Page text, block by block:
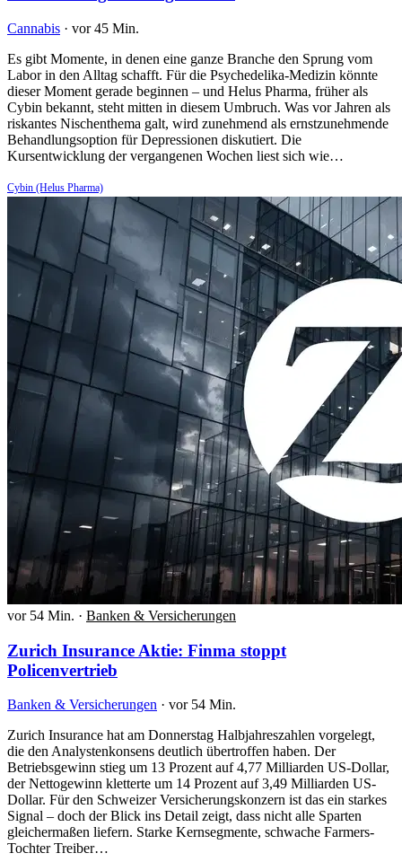
Cannabis · vor 45 Min.
Es gibt Momente, in denen eine ganze Branche den Sprung vom
Labor in den Alltag schafft. Für die Psychedelika-Medizin könnte
dieser Moment gerade beginnen – und Helus Pharma, früher als
Cybin bekannt, steht mitten in diesem Umbruch. Was vor Jahren als
riskantes Nischenthema galt, wird zunehmend als ernstzunehmende
Behandlungsoption für Depressionen diskutiert. Die
Kursentwicklung der vergangenen Wochen liest sich wie…
Cybin (Helus Pharma)
vor 54 Min. · Banken & Versicherungen
Zurich Insurance Aktie: Finma stoppt
Policenvertrieb
Banken & Versicherungen · vor 54 Min.
Zurich Insurance hat am Donnerstag Halbjahreszahlen vorgelegt,
die den Analystenkonsens deutlich übertroffen haben. Der
Betriebsgewinn stieg um 13 Prozent auf 4,77 Milliarden US-Dollar,
der Nettogewinn kletterte um 14 Prozent auf 3,49 Milliarden US-
Dollar. Für den Schweizer Versicherungskonzern ist das ein starkes
Signal – doch der Blick ins Detail zeigt, dass nicht alle Sparten
gleichermaßen liefern. Starke Kernsegmente, schwache Farmers-
Tochter Treiber…